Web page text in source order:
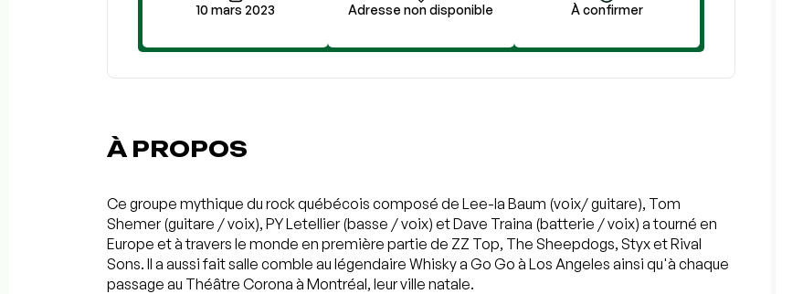
10 mars 2023 Adresse non disponible À confirmer
À PROPOS
Ce groupe mythique du rock québécois composé de Lee-la Baum (voix/ guitare), Tom
Shemer (guitare / voix), PY Letellier (basse / voix) et Dave Traina (batterie / voix) a tourné en
Europe et à travers le monde en première partie de ZZ Top, The Sheepdogs, Styx et Rival
Sons. Il a aussi fait salle comble au légendaire Whisky a Go Go à Los Angeles ainsi qu'à chaque
passage au Théâtre Corona à Montréal, leur ville natale.